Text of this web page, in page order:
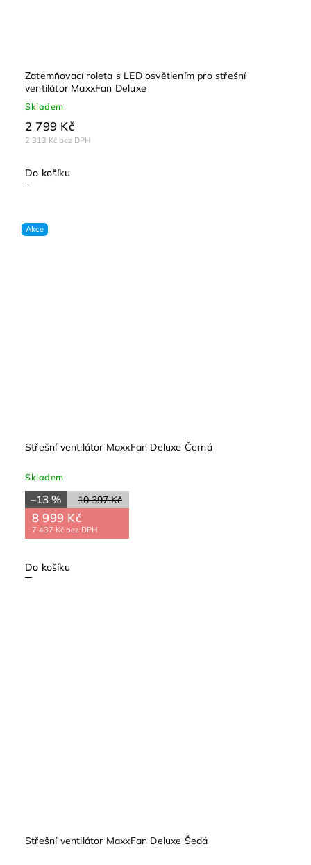
Zatemňovací roleta s LED osvětlením pro střešní
ventilátor MaxxFan Deluxe
Skladem
2 313 Kč bez DPH
2 799 Kč
Do košíku
Akce
Střešní ventilátor MaxxFan Deluxe Černá
Skladem
10 397 Kč
–13 %
8 999 Kč
7 437 Kč bez DPH
Do košíku
Střešní ventilátor MaxxFan Deluxe Šedá